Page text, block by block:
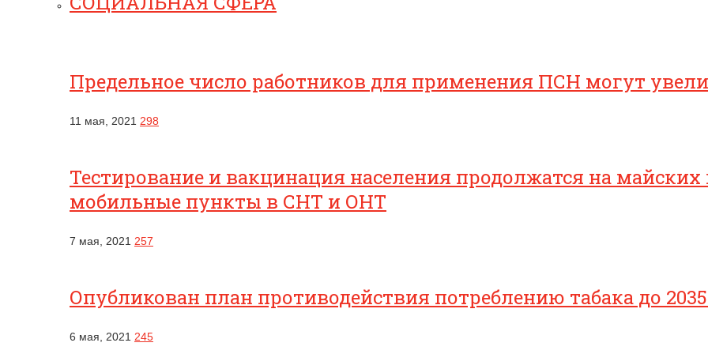
Предельное число работников для применения ПСН могут
11 мая, 2021 298
Тестирование и вакцинация населения продолжатся на
мобильные пункты в СНТ и ОНТ
7 мая, 2021 257
Опубликован план противодействия потреблению табака до
6 мая, 2021 245